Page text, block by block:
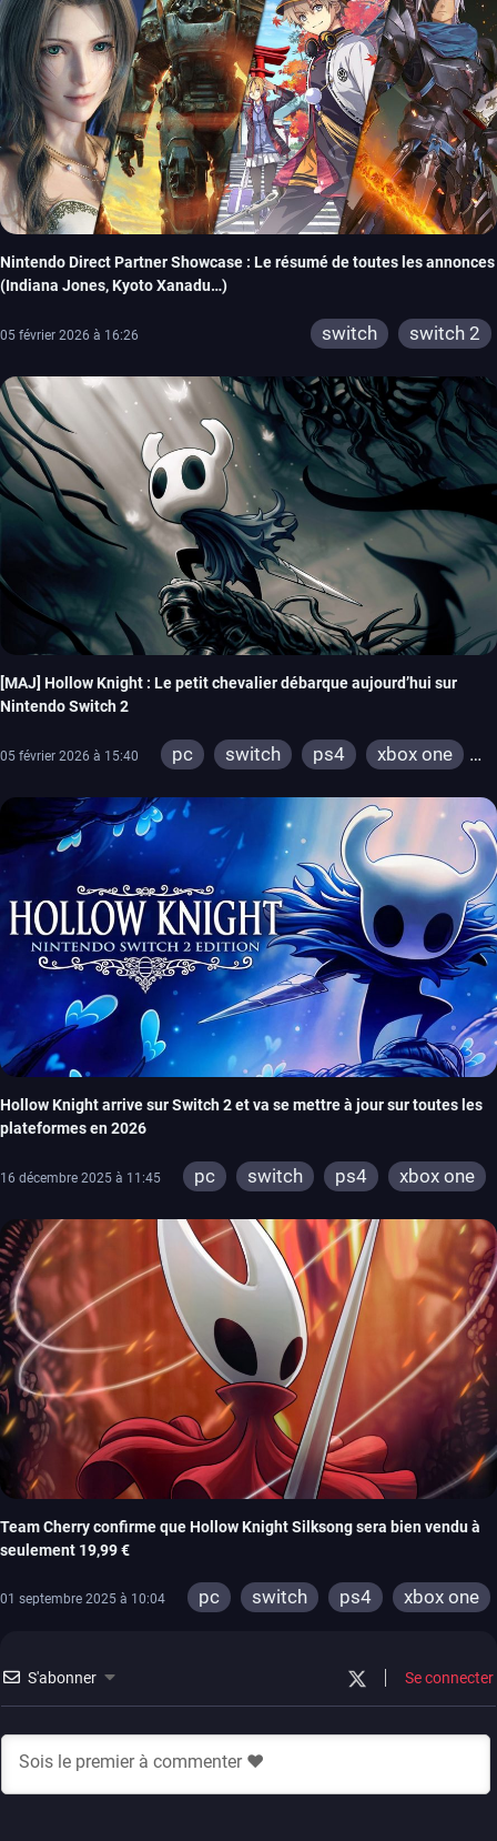
Nintendo Direct Partner Showcase : Le résumé de toutes les annonces
(Indiana Jones, Kyoto Xanadu…)
05 février 2026 à 16:26 switch switch 2
[MAJ] Hollow Knight : Le petit chevalier débarque aujourd’hui sur
Nintendo Switch 2
05 février 2026 à 15:40 pc switch ps4
xbox one
Hollow Knight arrive sur Switch 2 et va se mettre à jour sur toutes les
plateformes en 2026
16 décembre 2025 à 11:45 pc switch ps4
xbox one
Team Cherry confirme que Hollow Knight Silksong sera bien vendu à
seulement 19,99 €
01 septembre 2025 à 10:04 pc switch ps4
xbox one
S'abonner Se connecter